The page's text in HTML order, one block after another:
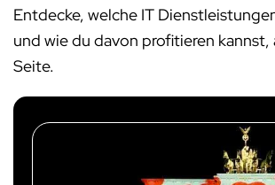
Entdecke, welche IT
und wie du davon profitieren kannst,
Seite.